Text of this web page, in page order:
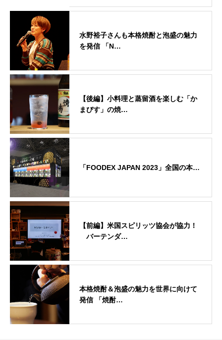
水野裕子さんも本格焼酎と泡盛の魅力
を発信 「N…
【後編】小料理と蒸留酒を楽しむ「か
まびす」の焼…
「FOODEX JAPAN 2023」全国の本…
【前編】米国スピリッツ協会が協力！
バーテンダ…
本格焼酎＆泡盛の魅力を世界に向けて
発信 「焼酎…